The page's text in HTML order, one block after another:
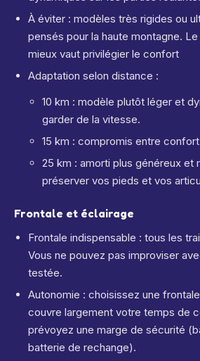
À éviter : modèles très rigides ou
pensés pour la haute montagne.
mieux vaut privilégier le confort
Adaptation selon distance :
10 km : modèle plutôt léger et
garder de la vitesse.
15 km : compromis entre
25 km : amorti plus généreux et
préserver vos pieds et vos
Frontale et éclairage
Frontale indispensable : tous les
Vous ne pouvez pas improviser
testée.
Autonomie : choisissez une
couvre largement votre temps de
prévoyez une marge de sécurité
batterie de rechange).